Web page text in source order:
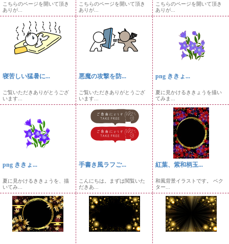
こちらのページを開いて頂き
ありが...
こちらのページを開いて頂き
ありが...
こちらのページを開いて頂き
ありが...
寝苦しい猛暑に...
ご覧いただきありがとうござ
います...
悪魔の攻撃を防...
ご覧いただきありがとうござ
います...
png ききょ...
夏に見かけるききょうを描い
てみま...
png ききょ...
夏に見かけるききょうを、描
いてみ...
手書き風ラフご...
こんにちは。まずは閲覧いた
だきあ...
紅葉、紫和柄玉...
和風背景イラストです。 ベク
ター...